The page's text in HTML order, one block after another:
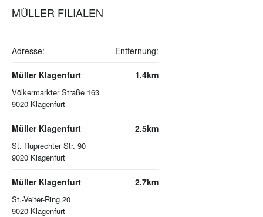
MÜLLER FILIALEN
Adresse: Entfernung:
Müller Klagenfurt
Völkermarkter Straße 163
9020 Klagenfurt
1.4km
Müller Klagenfurt
St. Ruprechter Str. 90
9020 Klagenfurt
2.5km
Müller Klagenfurt
St.-Veiter-Ring 20
9020 Klagenfurt
2.7km